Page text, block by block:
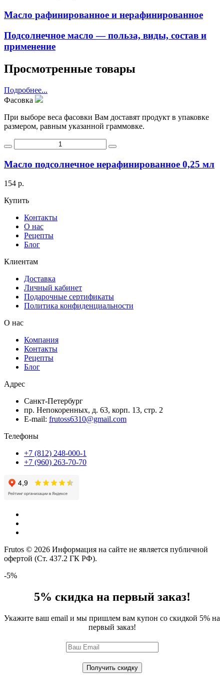
Масло рафинированное и нерафинированное
Подсолнечное масло — польза, виды, состав и
применение
Просмотренные товары
Подробнее...
Фасовка
При выборе веса фасовки Вам доставят продукт в упаковке
размером, равным указанной граммовке.
Масло подсолнечное нерафинированное 0,25 мл
154 р.
Купить
Контакты
О нас
Рецепты
Блог
Клиентам
Доставка
Личный кабинет
Подарочные сертификаты
Политика конфиденциальности
О нас
Компания
Контакты
Рецепты
Блог
Адрес
Санкт-Петербург
пр. Непокоренных, д. 63, корп. 13, стр. 2
E-mail: frutoss6310@gmail.com
Телефоны
+7 (812) 248-000-1
+7 (960) 263-70-70
Frutos © 2026 Информация на сайте не является публичной
офертой (Ст. 437.2 ГК РФ).
-5%
5% скидка на первый заказ!
Укажите ваш email и мы пришлем вам купон со скидкой 5% на
первый заказ!
Получить скидку